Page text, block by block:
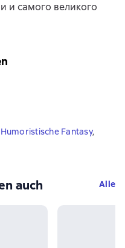
и самого великого
Humoristische Fantasy,
auch Alle